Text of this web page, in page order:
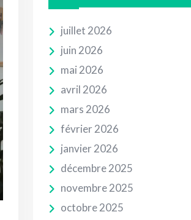
juillet 2026
juin 2026
mai 2026
avril 2026
mars 2026
février 2026
janvier 2026
décembre 2025
novembre 2025
octobre 2025